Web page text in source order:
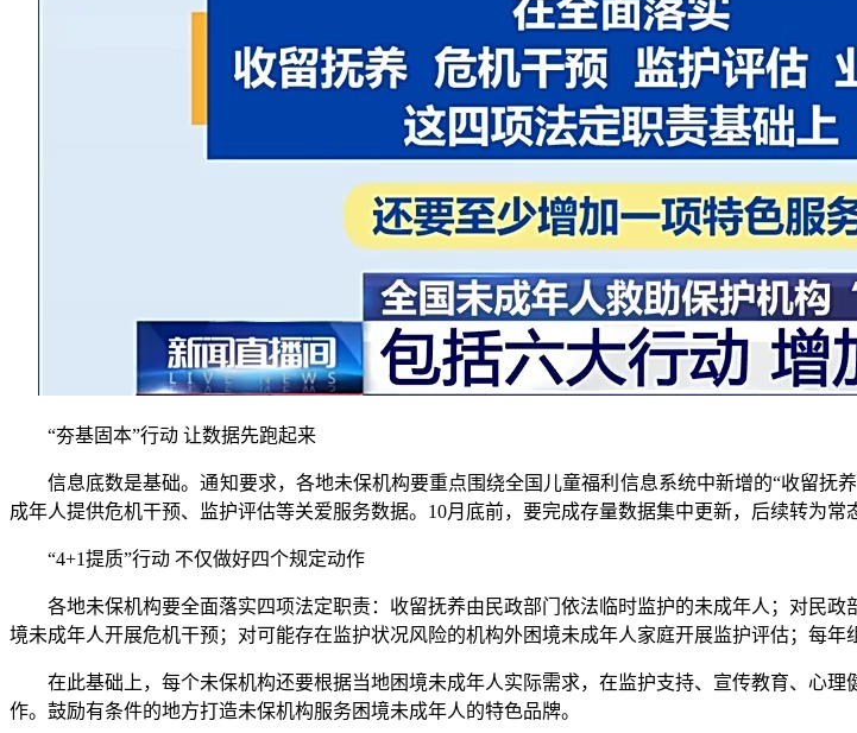
“夯基固本”行动 让数据先跑起来
信息底数是基础。通知要求，各地未保机构要重点围绕全国儿童福利信息系统中新增的“收留抚
成年人提供危机干预、监护评估等关爱服务数据。10月底前，要完成存量数据集中更新，后续转为
“4+1提质”行动 不仅做好四个规定动作
各地未保机构要全面落实四项法定职责：收留抚养由民政部门依法临时监护的未成年人；对民政
境未成年人开展危机干预；对可能存在监护状况风险的机构外困境未成年人家庭开展监护评估；每年
在此基础上，每个未保机构还要根据当地困境未成年人实际需求，在监护支持、宣传教育、心理
作。鼓励有条件的地方打造未保机构服务困境未成年人的特色品牌。